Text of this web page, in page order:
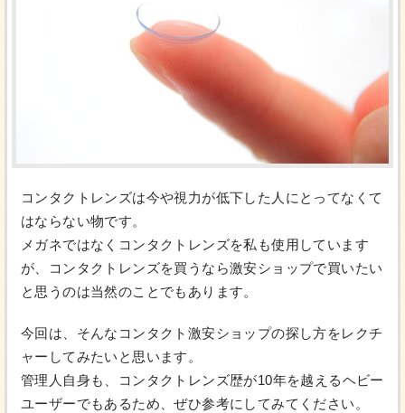
コンタクトレンズは今や視力が低下した人にとってなくて
はならない物です。
メガネではなくコンタクトレンズを私も使用しています
が、コンタクトレンズを買うなら激安ショップで買いたい
と思うのは当然のことでもあります。
今回は、そんなコンタクト激安ショップの探し方をレクチ
ャーしてみたいと思います。
管理人自身も、コンタクトレンズ歴が10年を越えるヘビー
ユーザーでもあるため、ぜひ参考にしてみてください。